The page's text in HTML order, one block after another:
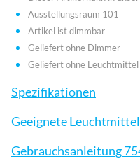
Ausstellungsraum 101
Artikel ist dimmbar
Geliefert ohne Dimmer
Geliefert ohne Leuchtmittel
Spezifikationen
Geeignete Leuchtmittel
Gebrauchsanleitung